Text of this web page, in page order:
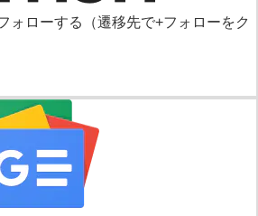
ォローする
（遷移先で+フォローをク